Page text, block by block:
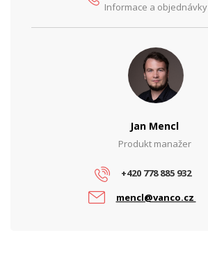
Informace a objednávky
Jan Mencl
Produkt manažer
+420 778 885 932
mencl@vanco.cz